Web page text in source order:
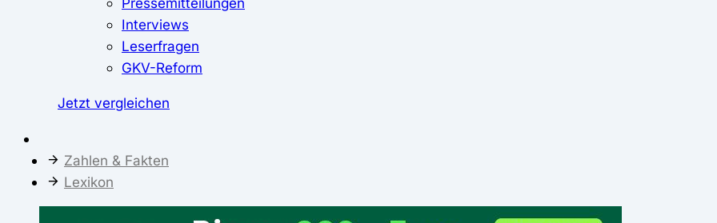
Interviews
Leserfragen
GKV-Reform
Jetzt vergleichen
Zahlen & Fakten
Lexikon